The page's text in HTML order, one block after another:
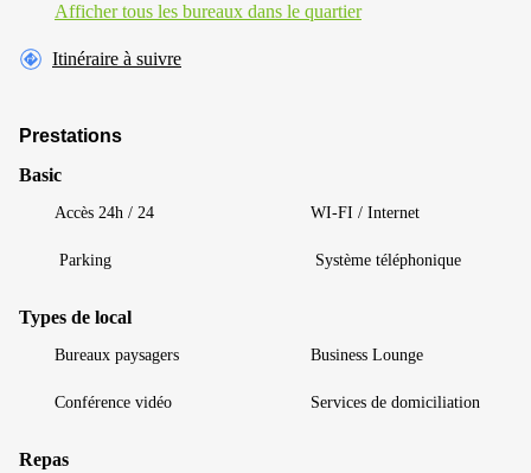
Afficher tous les bureaux dans le quartier
Itinéraire à suivre
Prestations
Basic
Accès 24h / 24 WI-FI / Internet
Parking Système téléphonique
Types de local
Bureaux paysagers Business Lounge
Conférence vidéo Services de domiciliation
Repas